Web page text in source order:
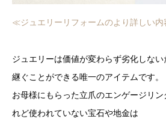
≪ジュエリーリフォームのより詳しい
ジュエリーは価値が変わらず劣化しな
継ぐことができる唯一のアイテムです。
お母様にもらった立爪のエンゲージリ
れど使われていない宝石や地金は